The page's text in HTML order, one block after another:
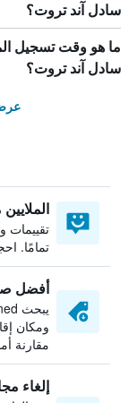
سادل آند تروت؟
ما هو وقت تسجيل
سادل آند تروت؟
تقييمات
تمامًا.
أفضل
ومكان
مقارنة
إلغاء